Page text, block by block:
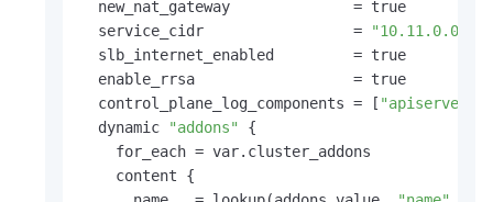
new_nat_gateway
  service_cidr                 =
"10.11.0.0/16"
  enable_rrsa                  = true
  control_plane_log_components = [
"apiserver"
  dynamic
"addons"
    for_each = var.cluster_addons
    content {